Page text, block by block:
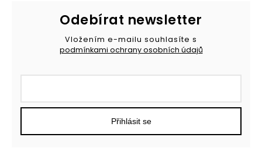
Odebírat newsletter
Vložením e-mailu souhlasíte s
podmínkami ochrany osobních údajů
Přihlásit se